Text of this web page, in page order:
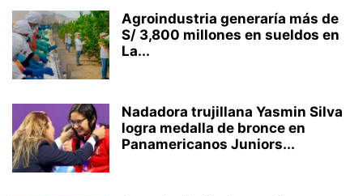
Agroindustria generaría más de
S/ 3,800 millones en sueldos en
La...
Nadadora trujillana Yasmin Silva
logra medalla de bronce en
Panamericanos Juniors...